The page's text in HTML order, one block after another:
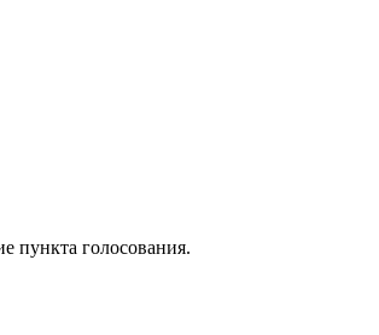
пункта голосования.